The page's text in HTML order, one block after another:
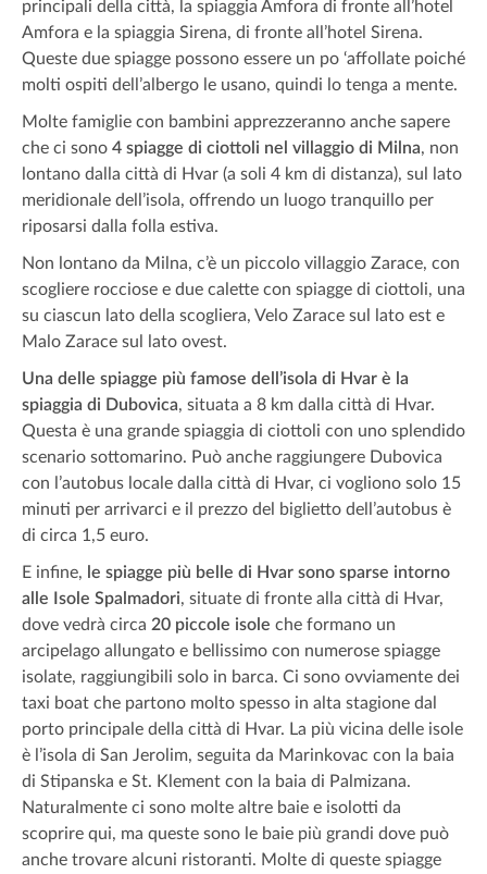
principali della città, la spiaggia Amfora di fronte all’hotel
Amfora e la spiaggia Sirena, di fronte all’hotel Sirena.
Queste due spiagge possono essere un po ‘affollate poiché
molti ospiti dell’albergo le usano, quindi lo tenga a mente.
Molte famiglie con bambini apprezzeranno anche sapere
che ci sono 4 spiagge di ciottoli nel villaggio di Milna, non
lontano dalla città di Hvar (a soli 4 km di distanza), sul lato
meridionale dell’isola, offrendo un luogo tranquillo per
riposarsi dalla folla estiva.
Non lontano da Milna, c’è un piccolo villaggio Zarace, con
scogliere rocciose e due calette con spiagge di ciottoli, una
su ciascun lato della scogliera, Velo Zarace sul lato est e
Malo Zarace sul lato ovest.
Una delle spiagge più famose dell’isola di Hvar è la
spiaggia di Dubovica, situata a 8 km dalla città di Hvar.
Questa è una grande spiaggia di ciottoli con uno splendido
scenario sottomarino. Può anche raggiungere Dubovica
con l’autobus locale dalla città di Hvar, ci vogliono solo 15
minuti per arrivarci e il prezzo del biglietto dell’autobus è
di circa 1,5 euro.
E infine, le spiagge più belle di Hvar sono sparse intorno
alle Isole Spalmadori, situate di fronte alla città di Hvar,
dove vedrà circa 20 piccole isole che formano un
arcipelago allungato e bellissimo con numerose spiagge
isolate, raggiungibili solo in barca. Ci sono ovviamente dei
taxi boat che partono molto spesso in alta stagione dal
porto principale della città di Hvar. La più vicina delle isole
è l’isola di San Jerolim, seguita da Marinkovac con la baia
di Stipanska e St. Klement con la baia di Palmizana.
Naturalmente ci sono molte altre baie e isolotti da
scoprire qui, ma queste sono le baie più grandi dove può
anche trovare alcuni ristoranti. Molte di queste spiagge